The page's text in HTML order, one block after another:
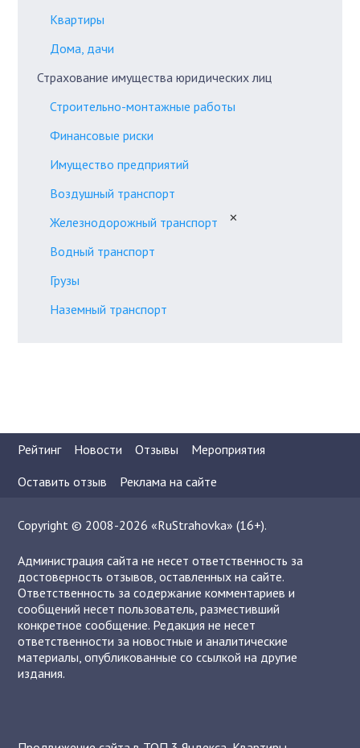
Квартиры
Дома, дачи
Страхование имущества юридических лиц
Строительно-монтажные работы
Финансовые риски
Имущество предприятий
Воздушный транспорт
Железнодорожный транспорт
✕
Водный транспорт
Грузы
Наземный транспорт
Рейтинг Новости Отзывы
Мероприятия
Оставить отзыв
Реклама на сайте
Copyright © 2008-2026 «RuStrahovka» (16+).
Администрация сайта не несет ответственность за
достоверность отзывов, оставленных на сайте.
Ответственность за содержание комментариев и
сообщений несет пользователь, разместивший
конкретное сообщение. Редакция не несет
ответственности за новостные и аналитические
материалы, опубликованные со ссылкой на другие
издания.